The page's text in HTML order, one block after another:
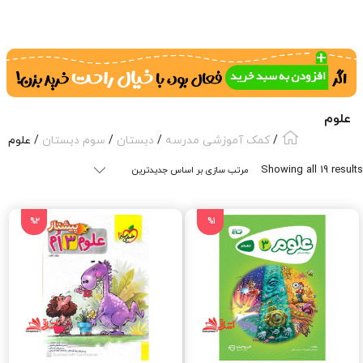
علوم
/کمک آموزشی مدرسه / دبستان / سوم دبستان / علوم
Showing all 19 results
Sorted
latest